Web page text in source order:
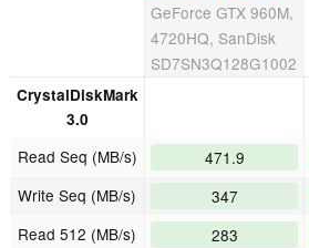
GeForce GTX 960M,
4720HQ, SanDisk
SD7SN3Q128G1002
CrystalDiskMark
3.0
Read Seq (MB/s) 471.9
Write Seq (MB/s)
347
Read 512 (MB/s)
283